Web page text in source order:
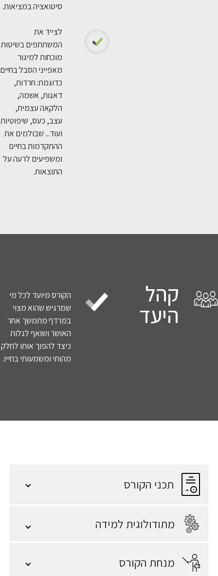
סיטואציה במציאות.
לצייד את
המשתתפים בשיטות
מוכחות למיגור
מאפייני הסבל בחיים
כדוגמת: חרדות,
דאגות, אשמה,
הלקאה עצמית,
עצב, כעס, שיפוטיות
ועוד... שבולמים את
ההתקדמות בחיים
ומשפיעים לרעה על
התוצאות.
קהל
היעד
הקורס מיועד לכל מי
שמרגיש שהוא מצוי
במרדף מתמשך אחר
האושר ושואף לגלות
כיצד להפוך אותו לחלק
מהותי ומשמעותי בחייו.
תכני הקורס
מתודולוגית למידה
מנחת הקורס